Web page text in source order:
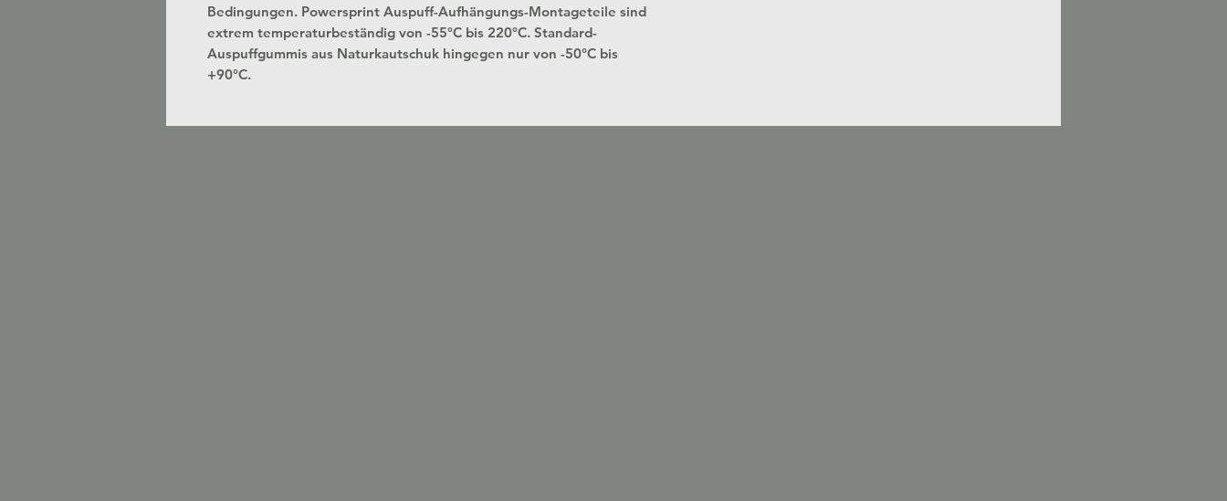
Bedingungen. Powersprint Auspuff-Aufhängungs-Montageteile sind
extrem temperaturbeständig von -55°C bis 220°C. Standard-
Auspuffgummis aus Naturkautschuk hin­­gegen nur von -50°C bis
+90°C.